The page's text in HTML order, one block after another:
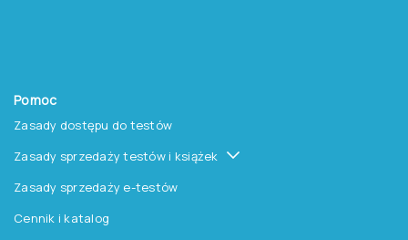
Pomoc
Zasady dostępu do testów
Zasady sprzedaży testów i książek
Zasady sprzedaży e-testów
Cennik i katalog